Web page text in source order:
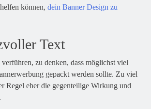
können, dein Banner Design zu
Text
zu denken, dass möglichst viel
gepackt werden sollte. Zu viel
Regel eher die gegenteilige Wirkung und